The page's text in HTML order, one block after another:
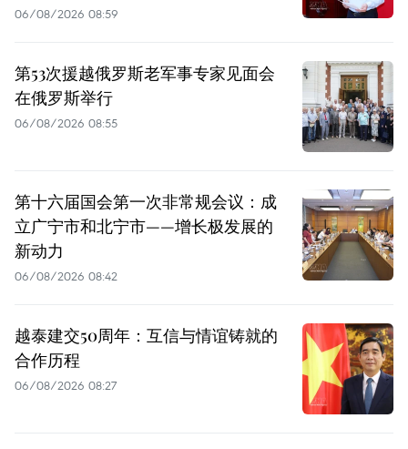
06/08/2026 08:59
第53次援越俄罗斯老军事专家见面会
在俄罗斯举行
06/08/2026 08:55
第十六届国会第一次非常规会议：成
立广宁市和北宁市——增长极发展的
新动力
06/08/2026 08:42
越泰建交50周年：互信与情谊铸就的
合作历程
06/08/2026 08:27